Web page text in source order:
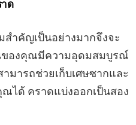
าด
ำคัญเป็นอย่างมากจึงจะ
องคุณมีความอุดมสมบูรณ์
มารถช่วยเก็บเศษซากและ
ได้ คราดแบ่งออกเป็นสอง